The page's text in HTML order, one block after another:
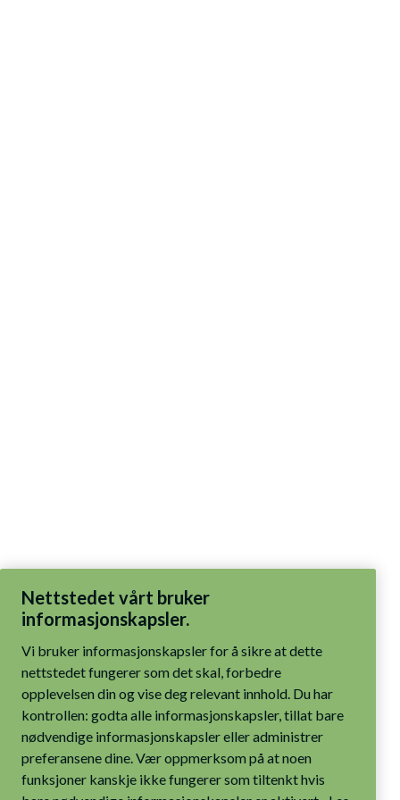
Nettstedet vårt bruker
informasjonskapsler.
nettstedet fungerer som det skal, forbedre
opplevelsen din og vise deg relevant innhold. Du har
kontrollen: godta alle informasjonskapsler, tillat bare
nødvendige informasjonskapsler eller administrer
preferansene dine. Vær oppmerksom på at noen
funksjoner kanskje ikke fungerer som tiltenkt hvis
bare nødvendige informasjonskapsler er aktivert.